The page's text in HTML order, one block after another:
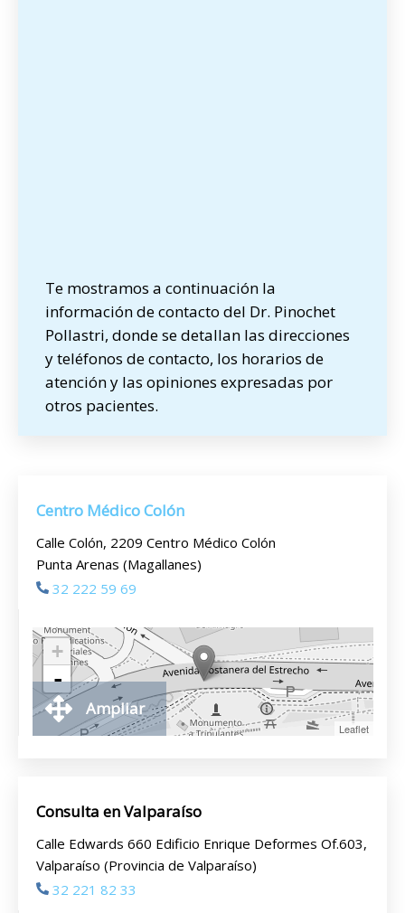
Te mostramos a continuación la
información de contacto del Dr. Pinochet
Pollastri, donde se detallan las direcciones
y teléfonos de contacto, los horarios de
atención y las opiniones expresadas por
otros pacientes.
Centro Médico Colón
Calle Colón, 2209 Centro Médico Colón
Punta Arenas (Magallanes)
32 222 59 69
+
-
Leaflet
Ampliar
Consulta en Valparaíso
Calle Edwards 660 Edificio Enrique Deformes Of.603,
Valparaíso (Provincia de Valparaíso)
32 221 82 33